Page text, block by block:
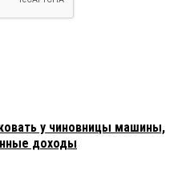
у чиновницы машины,
доходы